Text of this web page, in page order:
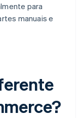
para
manuais e